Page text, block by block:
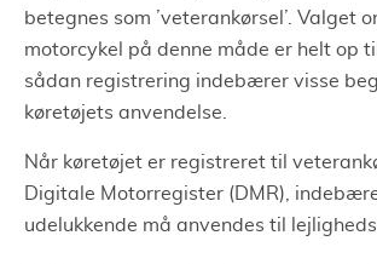
betegnes som ’veterankørsel’. Valget
motorcykel på denne måde er helt op
sådan registrering indebærer visse
køretøjets anvendelse.
Når køretøjet er registreret til
Digitale Motorregister (DMR),
udelukkende må anvendes til